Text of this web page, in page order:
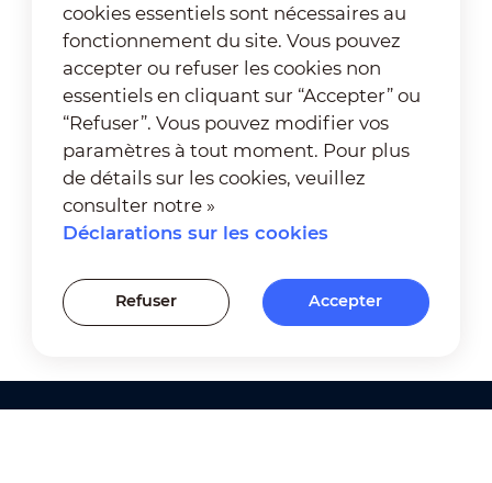
cookies essentiels sont nécessaires au
fonctionnement du site. Vous pouvez
accepter ou refuser les cookies non
essentiels en cliquant sur “Accepter” ou
“Refuser”. Vous pouvez modifier vos
paramètres à tout moment. Pour plus
de détails sur les cookies, veuillez
consulter notre »
Déclarations sur les cookies
Refuser Accepter